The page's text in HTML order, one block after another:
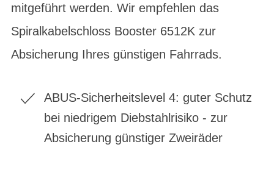
mitgeführt werden. Wir empfehlen das
Spiralkabelschloss Booster 6512K zur
Absicherung Ihres günstigen Fahrrads.
ABUS-Sicherheitslevel 4: guter Schutz
bei niedrigem Diebstahlrisiko - zur
Absicherung günstiger Zweiräder